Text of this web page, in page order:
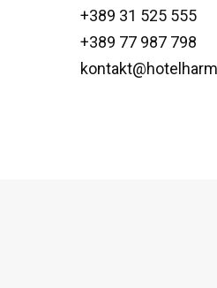
+389 31 525 555
+389 77 987 798